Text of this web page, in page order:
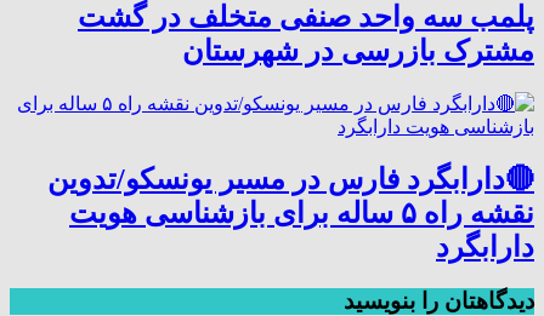
پلمب سه واحد صنفی متخلف در گشت
مشترک بازرسی در شهرستان
🔴دارابگرد فارس در مسیر یونسکو/تدوین
نقشه راه ۵ ساله برای بازشناسی هویت
دارابگرد
دیدگاهتان را بنویسید